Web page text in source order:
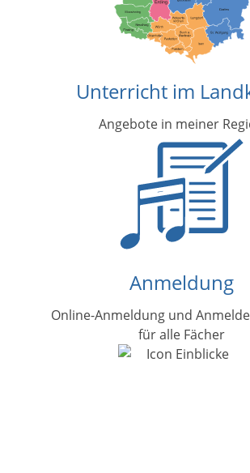
Unterricht im
Angebote in meiner
Anmeldung
Online-Anmeldung und
für alle Fächer